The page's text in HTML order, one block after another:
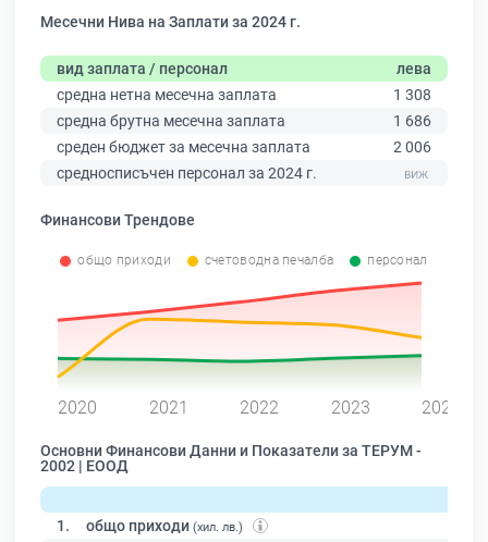
Месечни Нива на Заплати за 2024 г.
вид заплата / персонал
лева
средна нетна месечна заплата
1 308
средна брутна месечна заплата
1 686
среден бюджет за месечна заплата
2 006
средносписъчен персонал за 2024 г.
Финансови Трендове
общо приходи счетоводна печалба персонал
2020 2021 2022 2023 2024
Основни Финансови Данни и Показатели за ТЕРУМ -
2002 | ЕООД
1. общо приходи (хил. лв.)